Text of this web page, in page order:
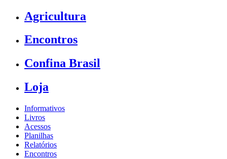
Agricultura
Encontros
Confina Brasil
Loja
Informativos
Livros
Acessos
Planilhas
Relatórios
Encontros